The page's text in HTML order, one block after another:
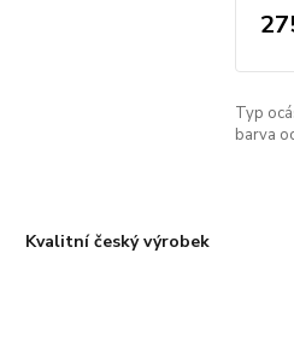
Typ
barva
Kvalitní český výrobek